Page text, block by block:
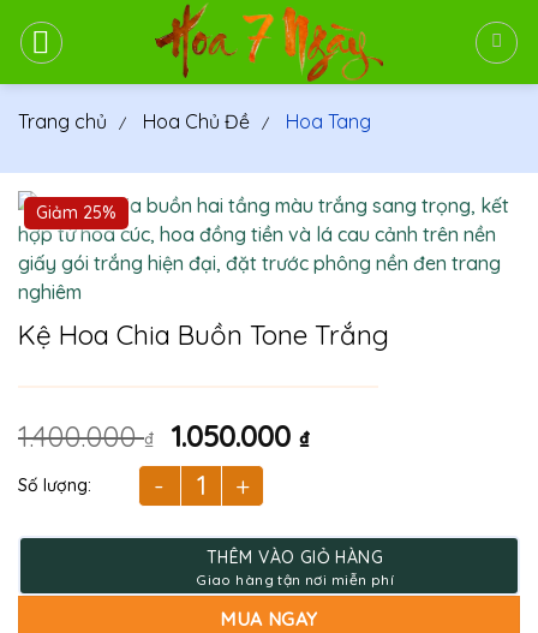
qua
Trang chủ
Hoa Chủ Đề Hoa Tang
Giảm 25%
Kệ Hoa Chia Buồn Tone Trắng
1.400.000₫
Giá
gốc
là:
1.050.000₫Giá
1.050.000 ₫.
Kệ Hoa Chia Buồn Tone Trắng số lượng
THÊM VÀO GIỎ HÀNG
MUA NGAY